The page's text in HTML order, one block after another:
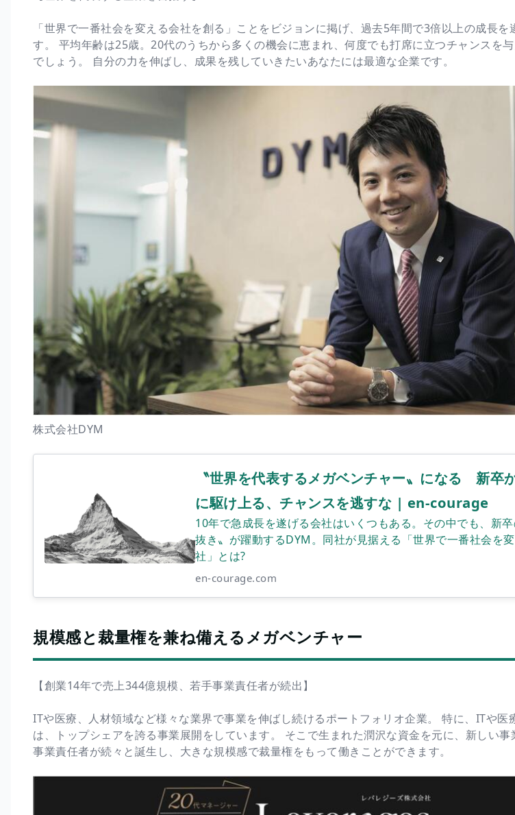
「世界で一番社会を変える会社を創る」ことをビジョンに掲げ、過去5年間で3倍以上の成長を
す。 平均年齢は25歳。20代のうちから多くの機会に恵まれ、何度でも打席に立つチャンスを
でしょう。 自分の力を伸ばし、成果を残していきたいあなたには最適な企業です。
株式会社DYM
〝世界を代表するメガベンチャー〟になる 新卒
に駆け上る、チャンスを逃すな | en-courage
10年で急成長を遂げる会社はいくつもある。その中でも、新卒
抜き〟が躍動するDYM。同社が見据える「世界で一番社会を
社」とは?
en-courage.com
規模感と裁量権を兼ね備えるメガベンチャー
【創業14年で売上344億規模、若手事業責任者が続出】
ITや医療、人材領域など様々な業界で事業を伸ばし続けるポートフォリオ企業。 特に、ITや医
は、トップシェアを誇る事業展開をしています。 そこで生まれた潤沢な資金を元に、新しい事
事業責任者が続々と誕生し、大きな規模感で裁量権をもって働きことができます。